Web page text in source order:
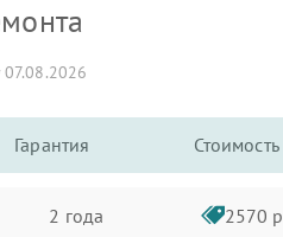
Гарантия Стоимость
2 года 2570 р